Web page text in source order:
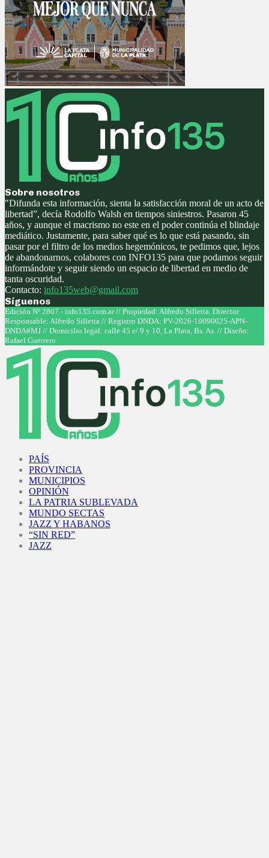
Sobre nosotros
"Difunda esta información, sienta la satisfacción moral de un acto de
libertad”, decía Rodolfo Walsh en tiempos siniestros. Pasaron 45
años, y aunque el macrismo no este en el poder continúa el blindaje
mediático. Justamente, para saber qué es lo que está pasando, sin
pasar por el filtro de los medios hegemónicos, te pedimos que, lejos
de abandonarnos, colabores con INFO135 para que podamos seguir
informándote y seguir siendo un espacio de libertad en medio de
tanta oscuridad.
Contacto: info135web@gmail.com
Síguenos
Facebook
Twitter
Instagram
Youtube
Edición Nº 2807 - info135.com.ar // Propiedad: Alfredo Silletta. Director
Responsable: Alfredo Silletta // Registro DNDA: PV-2026-10090025-APN-
DNDA#MJ // Domicilio legal: calle 45 e/ 9 y 10, La Plata, Bs. As. // Diseño:
Rafael Guerrero
PAÍS
PROVINCIA
MUNICIPIOS
OPINIÓN
LA PATRIA SUBLEVADA
MUNDO SECTAS
JAZZ Y HABANOS
“SIN RED”
JAZZ